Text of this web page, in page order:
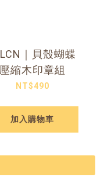
｜貝殼蝴蝶
壓縮木印章組
NT$490
加入購物車